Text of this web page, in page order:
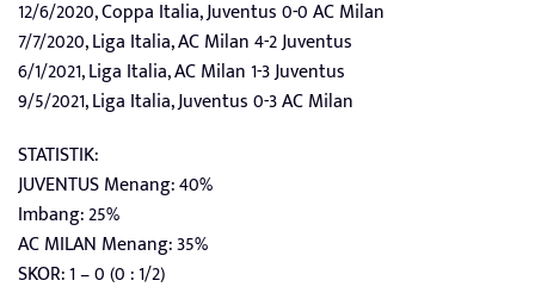
12/6/2020, Coppa Italia, Juventus 0-0 AC Milan
7/7/2020, Liga Italia, AC Milan 4-2 Juventus
6/1/2021, Liga Italia, AC Milan 1-3 Juventus
9/5/2021, Liga Italia, Juventus 0-3 AC Milan
STATISTIK:
JUVENTUS Menang: 40%
Imbang: 25%
AC MILAN Menang: 35%
SKOR: 1 – 0 (0 : 1/2)